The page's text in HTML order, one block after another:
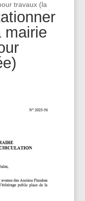
travaux (la
mairie